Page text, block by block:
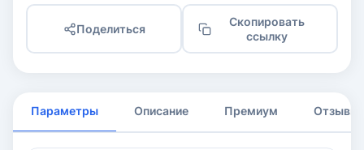
Поделиться
Скопировать
ссылку
Параметры Описание Премиум Отзывы